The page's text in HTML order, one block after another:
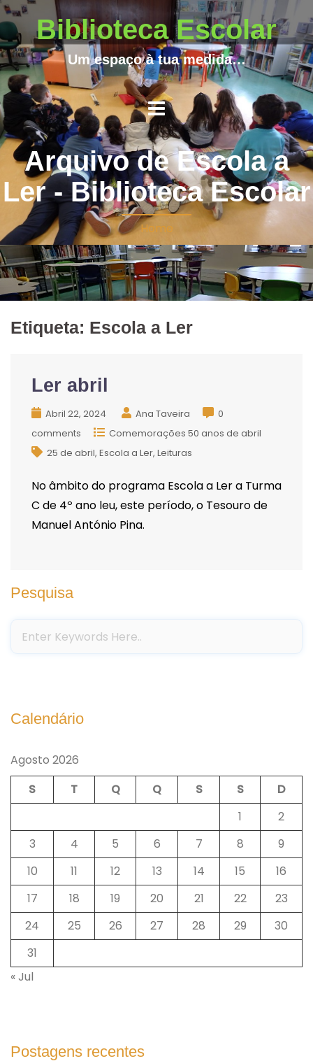
Biblioteca Escolar
Um espaço à tua medida…
Arquivo de Escola a
Ler - Biblioteca Escolar
Home
Etiqueta: Escola a Ler
Ler abril
Abril 22, 2024 Ana Taveira
0
comments
Comemorações 50 anos de abril
25 de abril Escola a Ler Leituras
No âmbito do programa Escola a Ler a Turma
C de 4º ano leu, este período, o Tesouro de
Manuel António Pina.
Pesquisa
Calendário
Agosto 2026
S
T Q Q S S
D
1
2
3
4 5 6 7 8
9
10
11 12 13 14 15
16
17
18 19 20 21 22
23
24
25 26 27 28 29
30
31
« Jul
Postagens recentes